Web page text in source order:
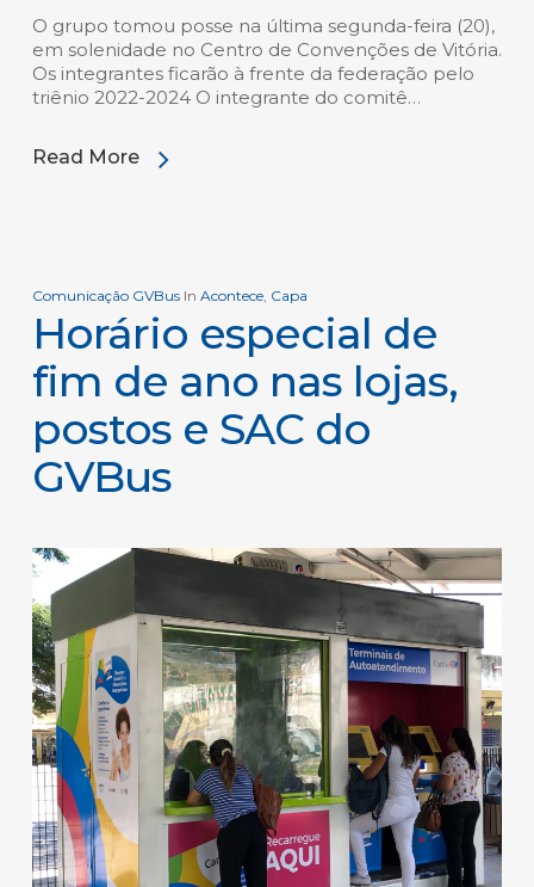
O grupo tomou posse na última segunda-feira (20),
em solenidade no Centro de Convenções de Vitória.
Os integrantes ficarão à frente da federação pelo
triênio 2022-2024 O integrante do comitê…
Read More
Comunicação GVBus In Acontece, Capa
Horário especial de
fim de ano nas lojas,
postos e SAC do
GVBus